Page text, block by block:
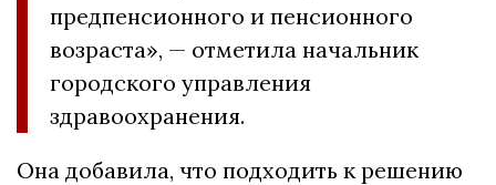
предпенсионного и пенсионного
возраста», — отметила начальник
городского управления
здравоохранения.
Она добавила, что подходить к решению